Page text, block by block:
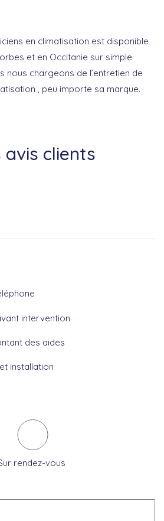
en climatisation est disponible
et en Occitanie sur simple
nous chargeons de l’entretien de
, peu importe sa marque.
avis clients
intervention
des aides
installation
rendez-vous